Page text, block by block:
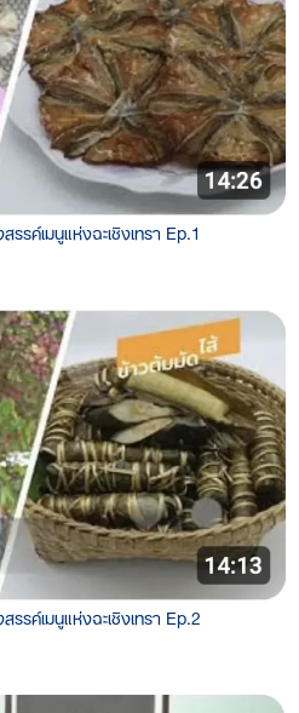
ค์เมนูแห่งฉะเชิงเทรา Ep.1
รค์เมนูแห่งฉะเชิงเทรา Ep.2